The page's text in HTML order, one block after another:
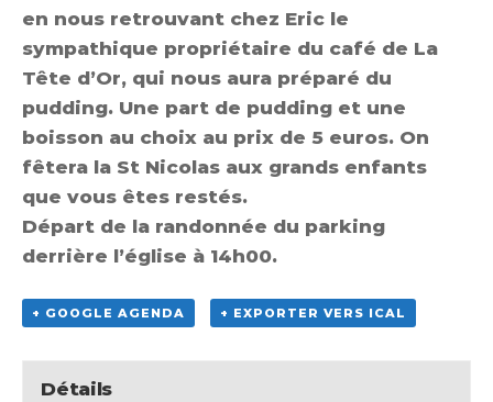
en nous retrouvant chez Eric le
sympathique propriétaire du café de La
Tête d’Or, qui nous aura préparé du
pudding. Une part de pudding et une
boisson au choix au prix de 5 euros. On
fêtera la St Nicolas aux grands enfants
que vous êtes restés.
Départ de la randonnée du parking
derrière l’église à 14h00.
+ GOOGLE AGENDA + EXPORTER VERS ICAL
Détails